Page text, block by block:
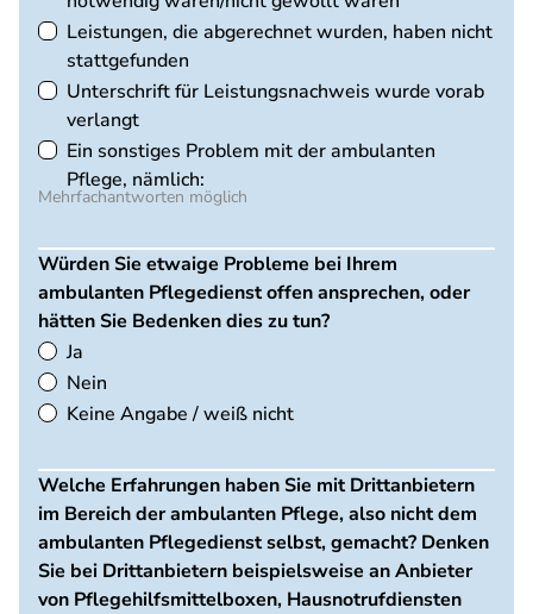
Leistungen, die abgerechnet wurden, haben nicht
stattgefunden
Unterschrift für Leistungsnachweis wurde vorab
verlangt
Ein sonstiges Problem mit der ambulanten
Pflege, nämlich:
Mehrfachantworten möglich
Würden Sie etwaige Probleme bei Ihrem
ambulanten Pflegedienst offen ansprechen, oder
hätten Sie Bedenken dies zu tun?
Ja
Nein
Keine Angabe / weiß nicht
Welche Erfahrungen haben Sie mit Drittanbietern
im Bereich der ambulanten Pflege, also nicht dem
ambulanten Pflegedienst selbst, gemacht? Denken
Sie bei Drittanbietern beispielsweise an Anbieter
von Pflegehilfsmittelboxen, Hausnotrufdiensten